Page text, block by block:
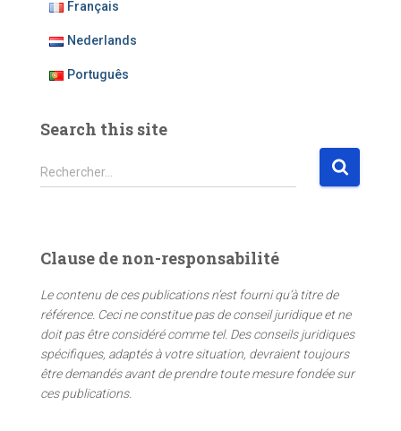
Français
Nederlands
Português
Search this site
R
e
r
h
e
r
:
Rechercher…
Clause de non-responsabilité
Le contenu de ces publications n’est fourni qu’à titre de
référence. Ceci ne constitue pas de conseil juridique et ne
doit pas être considéré comme tel. Des conseils juridiques
spécifiques, adaptés à votre situation, devraient toujours
être demandés avant de prendre toute mesure fondée sur
ces publications.